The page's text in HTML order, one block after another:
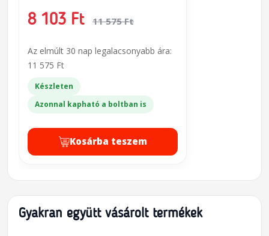
8 103 Ft 11 575 Ft
Az elmúlt 30 nap legalacsonyabb ára:
11 575 Ft
Készleten
Azonnal kapható a boltban is
Kosárba teszem
Gyakran együtt vásárolt termékek